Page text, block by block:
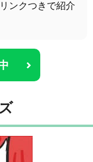
ンクつきで紹介